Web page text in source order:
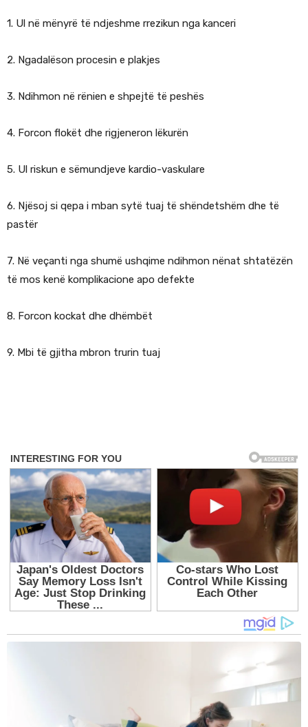
1. Ul në mënyrë të ndjeshme rrezikun nga kanceri
2. Ngadalëson procesin e plakjes
3. Ndihmon në rënien e shpejtë të peshës
4. Forcon flokët dhe rigjeneron lëkurën
5. Ul riskun e sëmundjeve kardio-vaskulare
6. Njësoj si qepa i mban sytë tuaj të shëndetshëm dhe të
pastër
7. Në veçanti nga shumë ushqime ndihmon nënat shtatëzën
të mos kenë komplikacione apo defekte
8. Forcon kockat dhe dhëmbët
9. Mbi të gjitha mbron trurin tuaj